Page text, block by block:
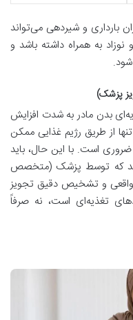
بارداری و شیردهی می‌تواند
به همراه داشته باشد و
.
پزشک)
بدن مادر به شدت افزایش
از طریق رژیم غذایی ممکن
است. با این حال، باید
که توسط پزشک (متخصص
و تشخیص دقیق تجویز
تغذیه‌ای است، نه صرفاً